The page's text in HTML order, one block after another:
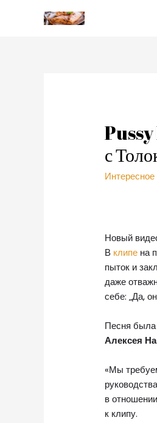
Pussy
с
Интересное
Новый
В клипе на
пыток и
даже
себе: „Да,
Песня была
Алексея
«Мы
в
к клипу.